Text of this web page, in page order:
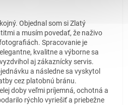
hviezdičiek.
Objednal som si Zlatý
a musím povedať, že naživo
Spracovanie je
kvalitne a výborne sa
aj zákaznícky servis.
a následne sa vyskytol
cez platobnú bránu.
doby veľmi príjemná, ochotná a
rýchlo vyriešiť a priebežne